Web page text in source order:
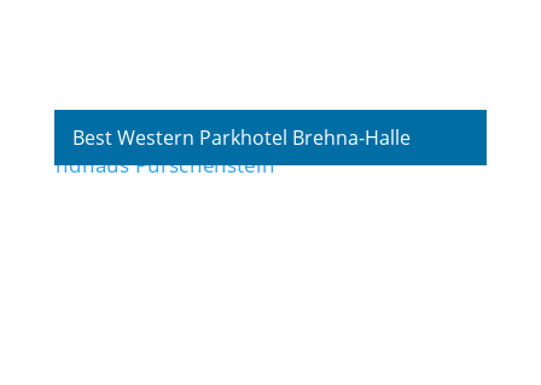
Best Western Parkhotel Brehna-Halle